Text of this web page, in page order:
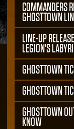
COMMANDERS
GHOSTTOWN
LINE-UP
LEGION'S
GHOSTTOWN
GHOSTTOWN
GHOSTTOWN
KNOW